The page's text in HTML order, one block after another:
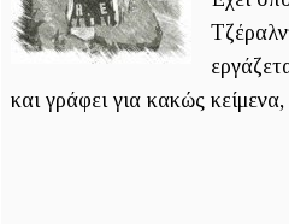
και γράφει για κακώς κείμενα,